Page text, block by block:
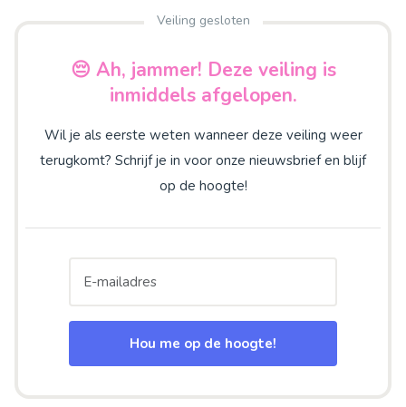
Veiling gesloten
😔 Ah, jammer! Deze veiling is
inmiddels afgelopen.
Wil je als eerste weten wanneer deze veiling weer
terugkomt? Schrijf je in voor onze nieuwsbrief en blijf
op de hoogte!
Hou me op de hoogte!